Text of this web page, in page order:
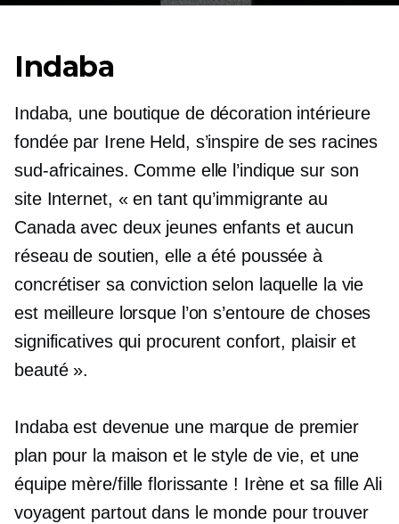
Indaba
Indaba, une boutique de décoration intérieure
fondée par Irene Held, s’inspire de ses racines
sud-africaines. Comme elle l’indique sur son
site Internet, « en tant qu’immigrante au
Canada avec deux jeunes enfants et aucun
réseau de soutien, elle a été poussée à
concrétiser sa conviction selon laquelle la vie
est meilleure lorsque l’on s’entoure de choses
significatives qui procurent confort, plaisir et
beauté ».
Indaba est devenue une marque de premier
plan pour la maison et le style de vie, et une
équipe mère/fille florissante ! Irène et sa fille Ali
voyagent partout dans le monde pour trouver